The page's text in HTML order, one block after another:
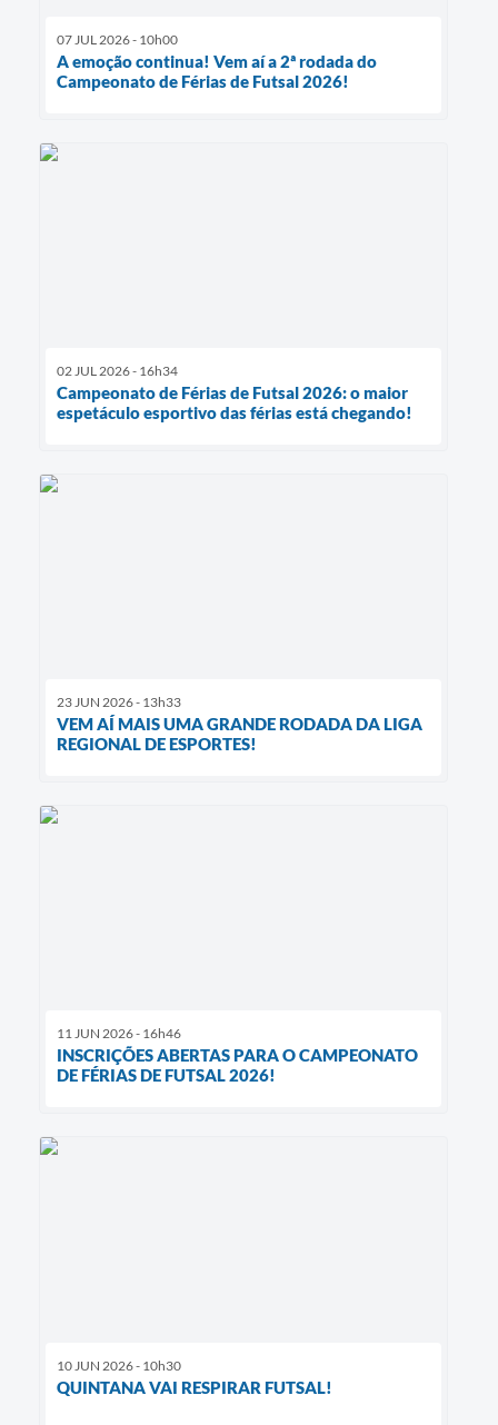
07 JUL 2026 - 10h00
A emoção continua! Vem aí a 2ª rodada do
Campeonato de Férias de Futsal 2026!
02 JUL 2026 - 16h34
Campeonato de Férias de Futsal 2026: o maior
espetáculo esportivo das férias está chegando!
23 JUN 2026 - 13h33
VEM AÍ MAIS UMA GRANDE RODADA DA LIGA
REGIONAL DE ESPORTES!
11 JUN 2026 - 16h46
INSCRIÇÕES ABERTAS PARA O CAMPEONATO
DE FÉRIAS DE FUTSAL 2026!
10 JUN 2026 - 10h30
QUINTANA VAI RESPIRAR FUTSAL!